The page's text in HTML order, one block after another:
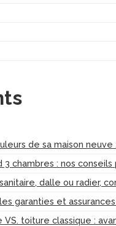
de sa maison
3 chambres : nos
dalle ou radier,
garanties et
toiture classique :